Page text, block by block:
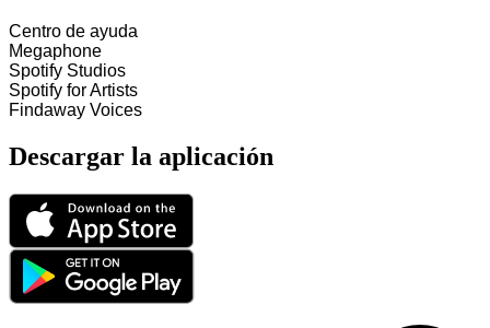
Centro de ayuda
Megaphone
Spotify Studios
Spotify for Artists
Findaway Voices
Descargar la aplicación